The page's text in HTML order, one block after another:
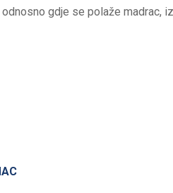
gdje se polaže madrac,